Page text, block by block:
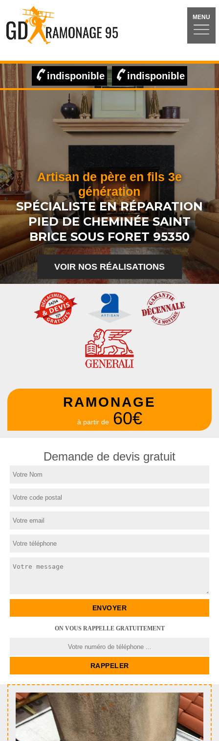
MENU
indisponible indisponible
Artisan de père en fils 3e
génération
SPÉCIALISTE EN RÉPARATION
PIED DE CHEMINÉE SAINT
BRICE SOUS FORET 95350
VOIR NOS RÉALISATIONS
RAMONAGE
à partir de 60€
Demande de devis gratuit
ON VOUS RAPPELLE GRATUITEMENT